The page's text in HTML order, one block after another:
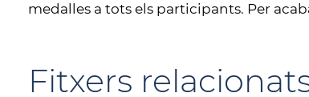
medalles a tots els participants. Per
Fitxers